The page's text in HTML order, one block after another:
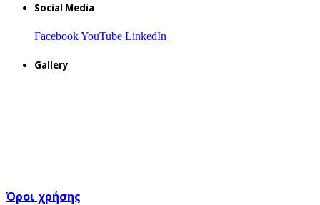
Social Media
FacebookYouTube LinkedIn
Gallery
Όροι χρήσης